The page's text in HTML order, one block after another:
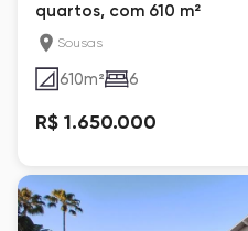
quartos, com 610 m²
Sousas
610m² 6
R$ 1.650.000